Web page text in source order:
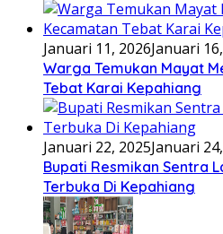
Januari 11, 2026Januari
Warga Temukan Mayat
Tebat Karai Kepahiang
Januari 22, 2025Januari
Bupati Resmikan Sentra
Terbuka Di Kepahiang